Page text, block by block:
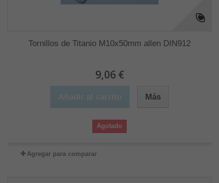
Tornillos de Titanio M10x50mm allen DIN912
9,06 €
Más
Agotado
Agregar para comparar